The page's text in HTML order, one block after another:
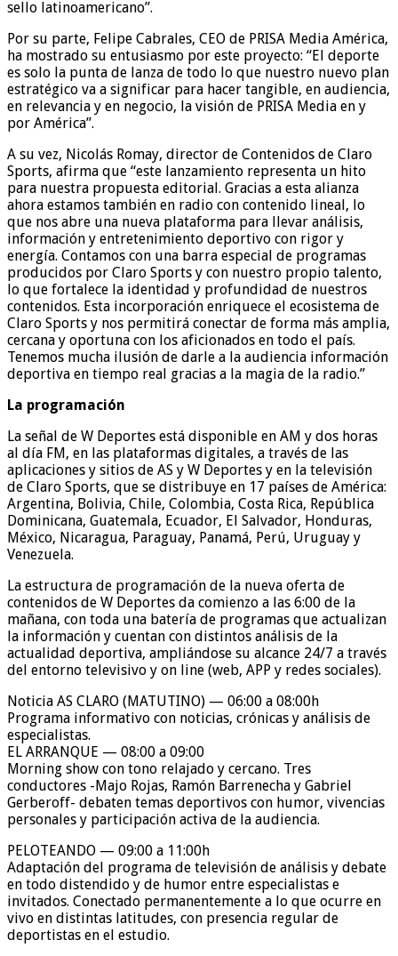
sello latinoamericano”.
Por su parte, Felipe Cabrales, CEO de PRISA Media América,
ha mostrado su entusiasmo por este proyecto: “El deporte
es solo la punta de lanza de todo lo que nuestro nuevo plan
estratégico va a significar para hacer tangible, en audiencia,
en relevancia y en negocio, la visión de PRISA Media en y
por América”.
A su vez, Nicolás Romay, director de Contenidos de Claro
Sports, afirma que “este lanzamiento representa un hito
para nuestra propuesta editorial. Gracias a esta alianza
ahora estamos también en radio con contenido lineal, lo
que nos abre una nueva plataforma para llevar análisis,
información y entretenimiento deportivo con rigor y
energía. Contamos con una barra especial de programas
producidos por Claro Sports y con nuestro propio talento,
lo que fortalece la identidad y profundidad de nuestros
contenidos. Esta incorporación enriquece el ecosistema de
Claro Sports y nos permitirá conectar de forma más amplia,
cercana y oportuna con los aficionados en todo el país.
Tenemos mucha ilusión de darle a la audiencia información
deportiva en tiempo real gracias a la magia de la radio.”
La programación
La señal de W Deportes está disponible en AM y dos horas
al día FM, en las plataformas digitales, a través de las
aplicaciones y sitios de AS y W Deportes y en la televisión
de Claro Sports, que se distribuye en 17 países de América:
Argentina, Bolivia, Chile, Colombia, Costa Rica, República
Dominicana, Guatemala, Ecuador, El Salvador, Honduras,
México, Nicaragua, Paraguay, Panamá, Perú, Uruguay y
Venezuela.
La estructura de programación de la nueva oferta de
contenidos de W Deportes da comienzo a las 6:00 de la
mañana, con toda una batería de programas que actualizan
la información y cuentan con distintos análisis de la
actualidad deportiva, ampliándose su alcance 24/7 a través
del entorno televisivo y on line (web, APP y redes sociales).
Noticia AS CLARO (MATUTINO) — 06:00 a 08:00h
Programa informativo con noticias, crónicas y análisis de
especialistas.
EL ARRANQUE — 08:00 a 09:00
Morning show con tono relajado y cercano. Tres
conductores -Majo Rojas, Ramón Barrenecha y Gabriel
Gerberoff- debaten temas deportivos con humor, vivencias
personales y participación activa de la audiencia.
PELOTEANDO — 09:00 a 11:00h
Adaptación del programa de televisión de análisis y debate
en todo distendido y de humor entre especialistas e
invitados. Conectado permanentemente a lo que ocurre en
vivo en distintas latitudes, con presencia regular de
deportistas en el estudio.